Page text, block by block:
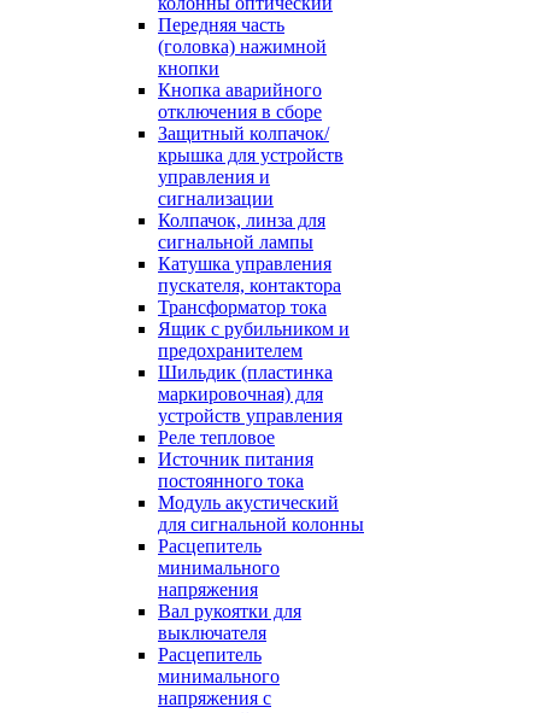
Передняя часть
(головка) нажимной
кнопки
Кнопка аварийного
отключения в сборе
Защитный колпачок/
крышка для устройств
управления и
сигнализации
Колпачок, линза для
сигнальной лампы
Катушка управления
пускателя, контактора
Трансформатор тока
Ящик с рубильником и
предохранителем
Шильдик (пластинка
маркировочная) для
устройств управления
Реле тепловое
Источник питания
постоянного тока
Модуль акустический
для сигнальной колонны
Расцепитель
минимального
напряжения
Вал рукоятки для
выключателя
Расцепитель
минимального
напряжения с